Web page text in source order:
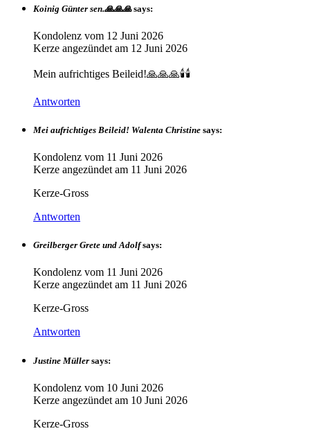
Koinig Günter sen.🙏🙏🙏 says:
Kondolenz vom 12 Juni 2026
Kerze angezündet am 12 Juni 2026
Mein aufrichtiges Beileid!🙏🙏🙏🕯️🕯️
Antworten
Mei aufrichtiges Beileid! Walenta Christine says:
Kondolenz vom 11 Juni 2026
Kerze angezündet am 11 Juni 2026
Kerze-Gross
Antworten
Greilberger Grete und Adolf says:
Kondolenz vom 11 Juni 2026
Kerze angezündet am 11 Juni 2026
Kerze-Gross
Antworten
Justine Müller says:
Kondolenz vom 10 Juni 2026
Kerze angezündet am 10 Juni 2026
Kerze-Gross